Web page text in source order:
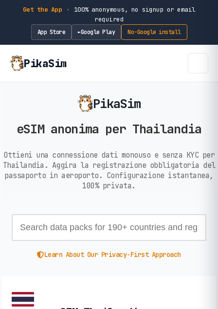
Get the App ·
100% anonymous, no signup or email
required
App Store ►Google Play No-Google install
PikaSim
PikaSim
eSIM anonima per Thailandia
Ottieni una connessione dati monouso e senza KYC per
Thailandia. Aggira la registrazione obbligatoria del
passaporto in aeroporto. Configurazione istantanea,
100% privata.
Learn About Our Privacy-First Approach